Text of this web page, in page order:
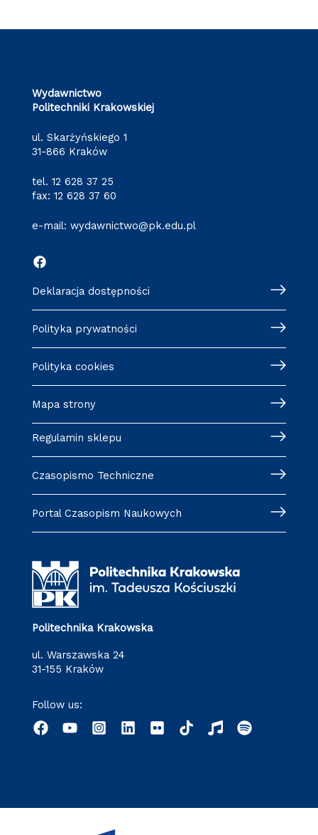
Wydawnictwo
Politechniki Krakowskiej
ul. Skarżyńskiego 1
31-866 Kraków
tel. 12 628 37 25
fax: 12 628 37 60
e-mail: wydawnictwo@pk.edu.pl
Deklaracja dostępności
Polityka prywatności
Polityka cookies
Mapa strony
Regulamin sklepu
Czasopismo Techniczne
Portal Czasopism Naukowych
Politechnika Krakowska
ul. Warszawska 24
31-155 Kraków
Follow us: